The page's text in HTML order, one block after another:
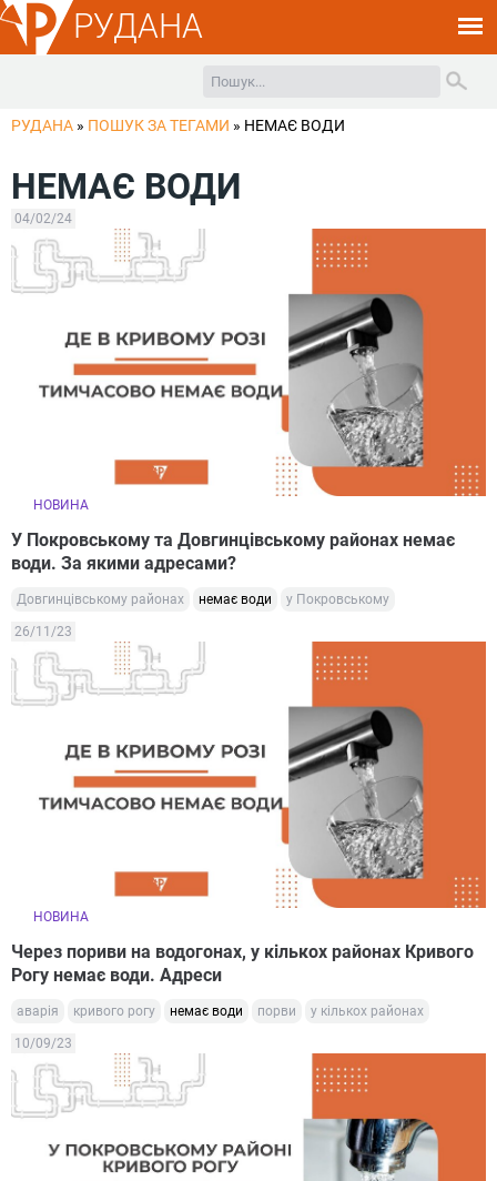
РУДАНА
РУДАНА » ПОШУК ЗА ТЕГАМИ » НЕМАЄ ВОДИ
НЕМАЄ ВОДИ
04/02/24
НОВИНА
У Покровському та Довгинцівському районах немає
води. За якими адресами?
Довгинцівському районах немає води у Покровському
26/11/23
НОВИНА
Через пориви на водогонах, у кількох районах Кривого
Рогу немає води. Адреси
аварія кривого рогу немає води порви у кількох районах
10/09/23